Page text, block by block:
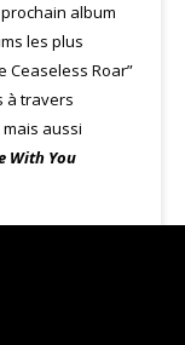
album
les plus
Ceaseless Roar”
à travers
aussi
With You